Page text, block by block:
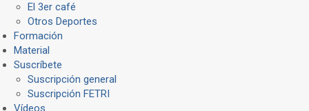
El 3er café
Otros Deportes
Formación
Material
Suscríbete
Suscripción general
Suscripción FETRI
Vídeos